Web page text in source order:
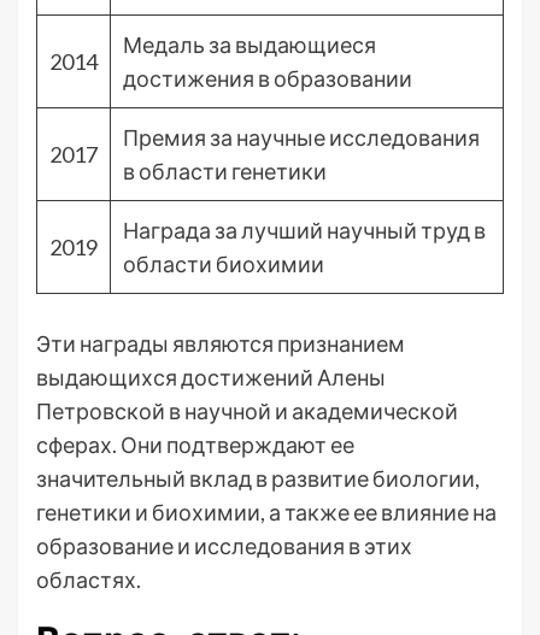
2014
Медаль за выдающиеся
достижения в образовании
2017
Премия за научные исследования
в области генетики
2019
Награда за лучший научный труд в
области биохимии
Эти награды являются признанием
выдающихся достижений Алены
Петровской в научной и академической
сферах. Они подтверждают ее
значительный вклад в развитие биологии,
генетики и биохимии, а также ее влияние на
образование и исследования в этих
областях.